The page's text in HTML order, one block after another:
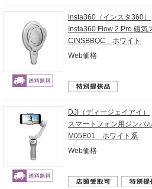
insta360（インスタ360）
Insta360 Flow 2 Pro 磁気
CINSBBQC ホワイト
Web価格
DJI（ディージェイアイ）
スマートフォン用ジン
M05E01 ホワイト系
Web価格